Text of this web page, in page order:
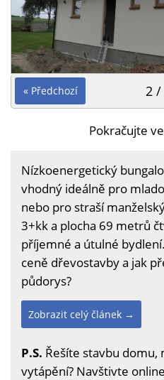
« Předchozí 2 /
Pokračujte
Nízkoenergetický
vhodný ideálně pro
nebo pro straší
3+kk a plocha 69 metrů
příjemné a útulné
ceně dřevostavby a jak
půdorys?
Zobrazit celý článek →
P.S. Řešíte stavbu domu,
vytápění? Navštivte